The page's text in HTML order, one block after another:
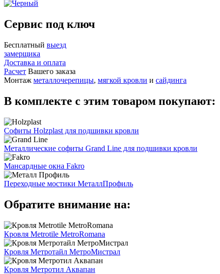
Сервис под ключ
Бесплатный выезд
замерщика
Доставка и оплата
Расчет Вашего заказа
Монтаж металлочерепицы, мягкой кровли и сайдинга
В комплекте с этим товаром покупают:
Софиты Holzplast для подшивки кровли
Металлические софиты Grand Line для подшивки кровли
Мансардные окна Fakro
Переходные мостики МеталлПрофиль
Обратите внимание на:
Кровля Metrotile MetroRomana
Кровля Метротайл МетроМистрал
Кровля Метротил Аквапан